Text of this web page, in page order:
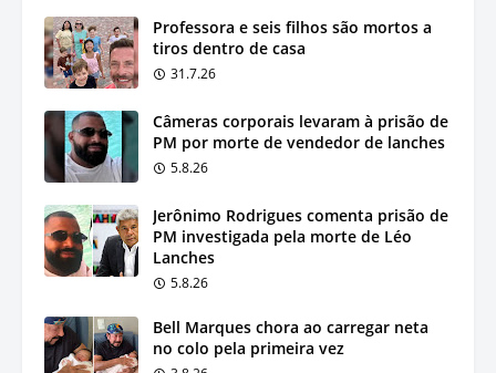
Professora e seis filhos são mortos a
tiros dentro de casa
31.7.26
Câmeras corporais levaram à prisão de
PM por morte de vendedor de lanches
5.8.26
Jerônimo Rodrigues comenta prisão de
PM investigada pela morte de Léo
Lanches
5.8.26
Bell Marques chora ao carregar neta
no colo pela primeira vez